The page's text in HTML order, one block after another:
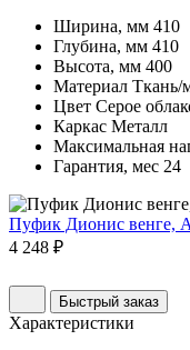
Ширина, мм 410
Глубина, мм 410
Высота, мм 400
Материал Ткань/
Цвет Серое
Каркас Металл
Максимальная
Гарантия, мес 24
Пуфик Дионис венге,
4 248 ₽
Быстрый заказ
Характеристики